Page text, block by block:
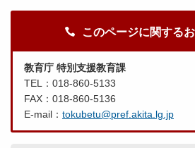
このページに関する
教育庁 特別支援教育課
TEL：018-860-5133
FAX：018-860-5136
E-mail： tokubetu@pref.akita.lg.jp